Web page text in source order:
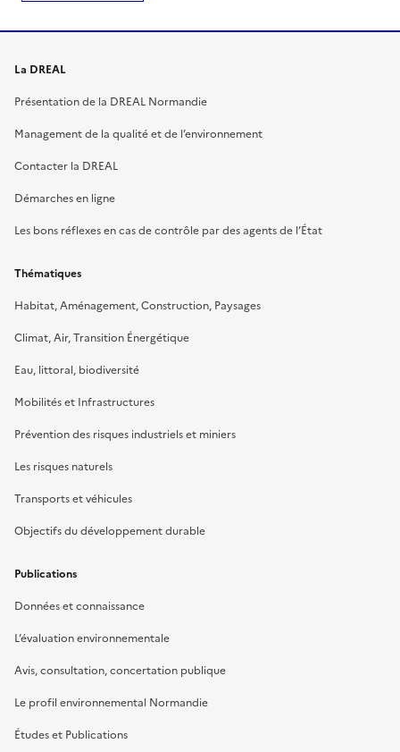
La DREAL
Présentation de la DREAL Normandie
Management de la qualité et de l’environnement
Contacter la DREAL
Démarches en ligne
Les bons réflexes en cas de contrôle par des agents de l’État
Thématiques
Habitat, Aménagement, Construction, Paysages
Climat, Air, Transition Énergétique
Eau, littoral, biodiversité
Mobilités et Infrastructures
Prévention des risques industriels et miniers
Les risques naturels
Transports et véhicules
Objectifs du développement durable
Publications
Données et connaissance
L’évaluation environnementale
Avis, consultation, concertation publique
Le profil environnemental Normandie
Études et Publications